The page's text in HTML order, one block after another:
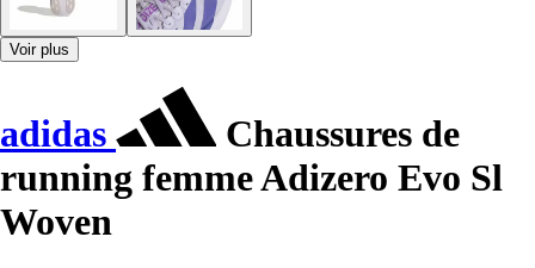
Voir plus
adidas
Chaussures de
running femme Adizero Evo Sl
Woven